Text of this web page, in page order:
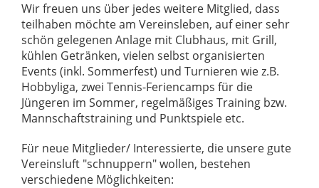
Wir freuen uns über jedes weitere Mitglied, dass
teilhaben möchte am Vereinsleben, auf einer sehr
schön gelegenen Anlage mit Clubhaus, mit Grill,
kühlen Getränken, vielen selbst organisierten
Events (inkl. Sommerfest) und Turnieren wie z.B.
Hobbyliga, zwei Tennis-Feriencamps für die
Jüngeren im Sommer, regelmäßiges Training bzw.
Mannschaftstraining und Punktspiele etc.
Für neue Mitglieder/ Interessierte, die unsere gute
Vereinsluft "schnuppern" wollen, bestehen
verschiedene Möglichkeiten: